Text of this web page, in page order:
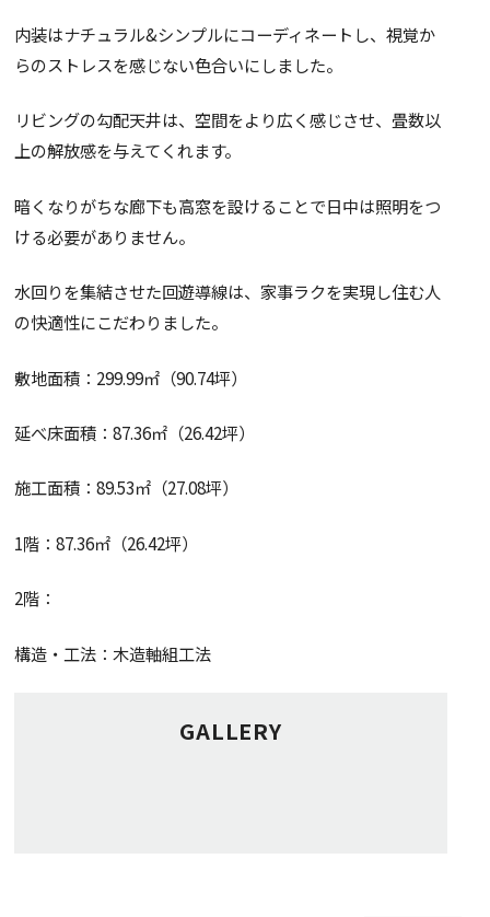
内装はナチュラル&シンプルにコーディネートし、視覚か
らのストレスを感じない色合いにしました。
リビングの勾配天井は、空間をより広く感じさせ、畳数以
上の解放感を与えてくれます。
暗くなりがちな廊下も高窓を設けることで日中は照明をつ
ける必要がありません。
水回りを集結させた回遊導線は、家事ラクを実現し住む人
の快適性にこだわりました。
敷地面積：299.99㎡（90.74坪）
延べ床面積：87.36㎡（26.42坪）
施工面積：89.53㎡（27.08坪）
1階：87.36㎡（26.42坪）
2階：
構造・工法：木造軸組工法
GALLERY